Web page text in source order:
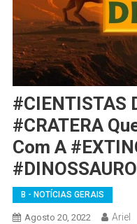
#CIENTISTAS
#CRATERA
Com A
B - NOTÍCIAS GERAIS
Agosto 20, 2022 Ariel